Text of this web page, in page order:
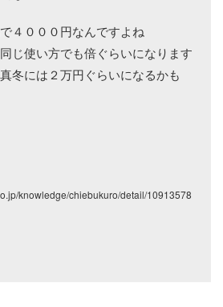
４０００円なんですよね
じ使い方でも倍ぐらいになります
冬には２万円ぐらいになるかも
knowledge/chiebukuro/detail/10913578